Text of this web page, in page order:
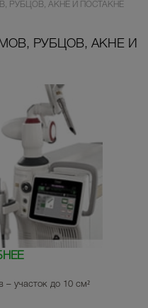
РУБЦОВ, АКНЕ И ПОСТАКНЕ
РУБЦОВ, АКНЕ И
– участок до 10 см²